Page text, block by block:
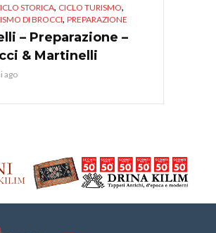
STORICA, CICLO TURISMO,
DI BROCCI, PREPARAZIONE
– Preparazione –
& Martinelli
ago